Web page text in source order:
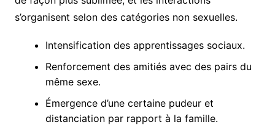
s’organisent selon des catégories non sexuelles.
Intensification des apprentissages sociaux.
Renforcement des amitiés avec des pairs du
même sexe.
Émergence d’une certaine pudeur et
distanciation par rapport à la famille.